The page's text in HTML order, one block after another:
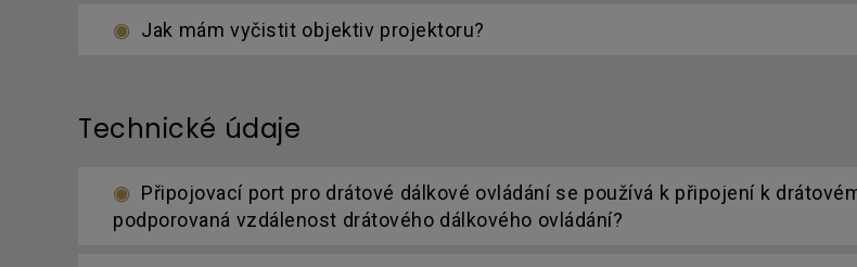
Jak mám vyčistit objektiv projektoru?
Technické údaje
Připojovací port pro drátové dálkové ovládání se používá k připojení k
podporovaná vzdálenost drátového dálkového ovládání?